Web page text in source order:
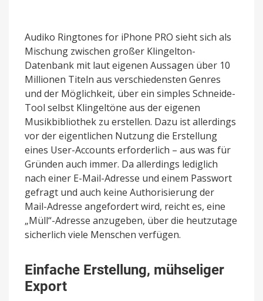
Audiko Ringtones for iPhone PRO sieht sich als
Mischung zwischen großer Klingelton-
Datenbank mit laut eigenen Aussagen über 10
Millionen Titeln aus verschiedensten Genres
und der Möglichkeit, über ein simples Schneide-
Tool selbst Klingeltöne aus der eigenen
Musikbibliothek zu erstellen. Dazu ist allerdings
vor der eigentlichen Nutzung die Erstellung
eines User-Accounts erforderlich – aus was für
Gründen auch immer. Da allerdings lediglich
nach einer E-Mail-Adresse und einem Passwort
gefragt und auch keine Authorisierung der
Mail-Adresse angefordert wird, reicht es, eine
„Müll“-Adresse anzugeben, über die heutzutage
sicherlich viele Menschen verfügen.
Einfache Erstellung, mühseliger
Export